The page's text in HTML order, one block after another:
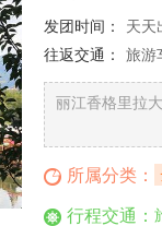
发团时间：
天天
往返交通：
旅游
丽江香格里拉
所属分类：
行程交通：